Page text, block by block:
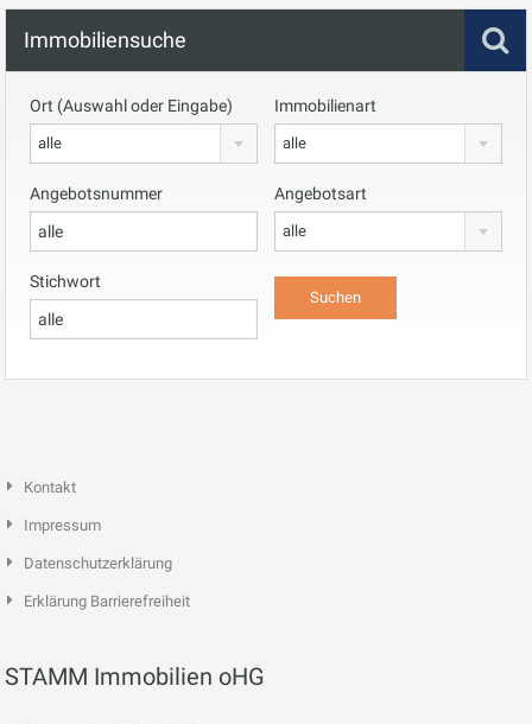
Immobiliensuche
Ort (Auswahl oder Eingabe)
alle
Immobilienart
alle
Angebotsnummer Angebotsart
alle
Stichwort
Kontakt
Impressum
Datenschutzerklärung
Erklärung Barrierefreiheit
STAMM Immobilien oHG